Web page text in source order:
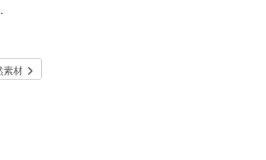
素材